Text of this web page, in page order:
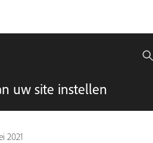
uw site instellen
2021